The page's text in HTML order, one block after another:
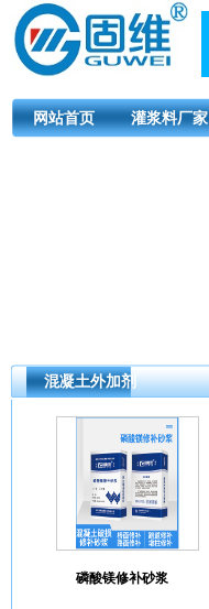
网站首页 灌浆料厂家
混凝土外加剂
磷酸镁修补砂浆